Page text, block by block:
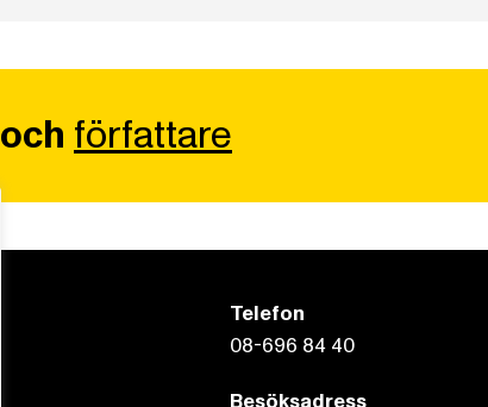
och författare
Telefon
08-696 84 40